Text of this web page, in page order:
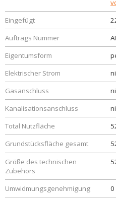
Eingefügt
Auftrags Nummer
Eigentumsform
Elektrischer Strom
Gasanschluss
Kanalisationsanschluss
Total Nutzfläche
Grundstücksfläche gesamt
Größe des technischen
Zubehörs
Umwidmungsgenehmigung
0